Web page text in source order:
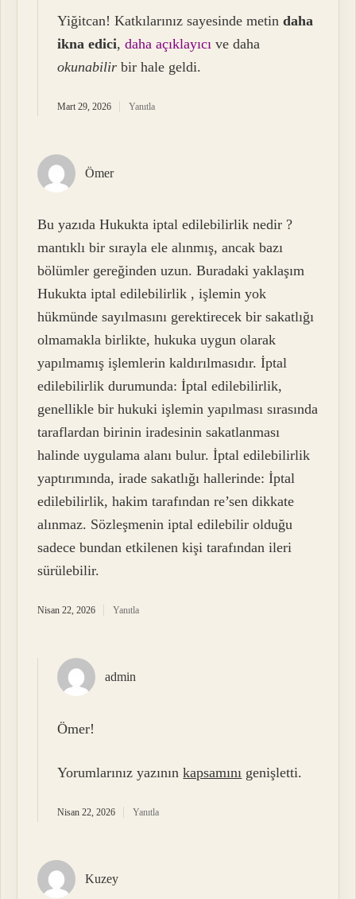
Yiğitcan! Katkılarınız sayesinde metindaha
ikna edici,daha açıklayıcı ve daha
okunabilir bir hale geldi.
Mart 29, 2026 Yanıtla
Ömer
Bu yazıda Hukukta iptal edilebilirlik nedir ?
mantıklı bir sırayla ele alınmış, ancak bazı
bölümler gereğinden uzun. Buradaki yaklaşım
Hukukta iptal edilebilirlik , işlemin yok
hükmünde sayılmasını gerektirecek bir sakatlığı
olmamakla birlikte, hukuka uygun olarak
yapılmamış işlemlerin kaldırılmasıdır. İptal
edilebilirlik durumunda: İptal edilebilirlik,
genellikle bir hukuki işlemin yapılması sırasında
taraflardan birinin iradesinin sakatlanması
halinde uygulama alanı bulur. İptal edilebilirlik
yaptırımında, irade sakatlığı hallerinde: İptal
edilebilirlik, hakim tarafından re’sen dikkate
alınmaz. Sözleşmenin iptal edilebilir olduğu
sadece bundan etkilenen kişi tarafından ileri
sürülebilir.
Nisan 22, 2026 Yanıtla
admin
Ömer!
Yorumlarınız yazınınkapsamını genişletti.
Nisan 22, 2026 Yanıtla
Kuzey